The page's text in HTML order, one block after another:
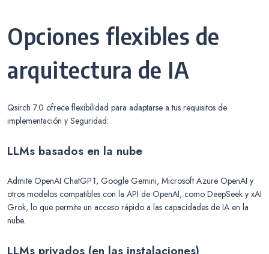
Opciones flexibles de
arquitectura de IA
Qsirch 7.0 ofrece flexibilidad para adaptarse a tus requisitos de
implementación y Seguridad:
LLMs basados en la nube
Admite OpenAI ChatGPT, Google Gemini, Microsoft Azure OpenAI y
otros modelos compatibles con la API de OpenAI, como DeepSeek y xAI
Grok, lo que permite un acceso rápido a las capacidades de IA en la
nube.
LLMs privados (en las instalaciones)